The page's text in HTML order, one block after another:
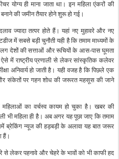
योग्य ही माना जाता था। इन महिला एंकरों की
की जमीन तैयार होने शुरू हो गई।
ज्यादा तत्पर होते हैं। यहां नए मुहावरे और नए
में सबसे बड़ी चुनौती यही है कि तमाम माध्यमों के
देशों की सत्ताओं और रूचियों के आस-पास घूमता
ऐसे में राष्ट्रीय प्रणाली से लेकर सांस्कृतिक कलेवर
अनिवार्य हो जाती है। यही वजह है कि पिछले एक
संकेतों पर गहन शोध की जरूरत महसूस की जाने
का वर्चस्व कायम हो चुका है। खबर की
भी महिला ही है। अब अगर यह पूछा जाए कि तमाम
ब्रेकिंग न्यूज की हड़बड़ी के अलावा यह बात जरूर
हैं।
से लेकर पहनावे और चेहरे के भावों को भी काफी हद